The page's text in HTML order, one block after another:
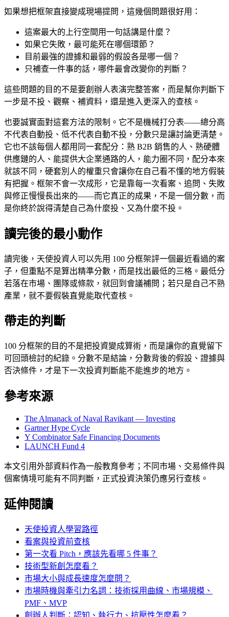
如果想把框架直接變成現場提問，這幾個問題很好用：
這案最大的上行空間用一句話講是什麼？
如果它失敗，最可能死在哪個環節？
目前最強的證據和最弱的假設各是哪一個？
只補查一件事的話，哪件最會改變你的判斷？
這些問題的目的不是要創辦人表演完整答案，而是幫你判斷下
一步是不投、觀察、補資料，還是進入更深入的查核。
也要誠實面對這套方法的限制。它不是機械打分表——總分高
不代表自動投、低不代表自動不投，分數只是讓討論更清楚。
它也不該每個人都用同一套配分：熟 B2B 銷售的人、熟硬體
供應鏈的人、能提供大企業通路的人，能力圈不同，配分本來
就該不同，硬套別人的權重只會讓你在自己看不懂的地方假裝
有把握。框架不會一次成形，它是靠每一次看案、追問、失敗
與修正慢慢長出來的——而它真正的成果，不是一個分數，而
是你終於說得清楚自己為什麼投、又為什麼不投。
讀完後的最小動作
讀完後，天使投資人可以先用 100 分框架評一個最近看過的案
子，但重點不是算出精準分數，而是找出最低的三格。最低分
若落在市場、團隊或條款，就回到會議補問；若只是自己不熟
產業，就不要假裝直覺能取代查核。
帶走的判斷
100 分框架的目的不是把投資變成算術，而是讓你的直覺留下
可回頭檢討的紀錄。分數不是結論，分數背後的假設、證據與
否決條件，才是下一次投資判斷能不能進步的地方。
參考來源
The Almanack of Naval Ravikant — Investing
Gartner Hype Cycle
Y Combinator Safe Financing Documents
LAUNCH Fund 4
本文引用外部資料作為一般教育參考；不同市場、交易條件與
個案情境可能有不同判斷，正式投資決策仍應另行查核。
延伸閱讀
天使投資人學習路徑
看案與投資前查核
第一次看 Pitch，應該先看哪 5 件事？
技術型新創怎麼看？
市場大小與成長速度怎麼問？
市場時機與牽引力名詞：技術採用曲線、市場規模、
PMF、MVP
創辦人判斷：認知、執行力、抗壓性怎麼看？